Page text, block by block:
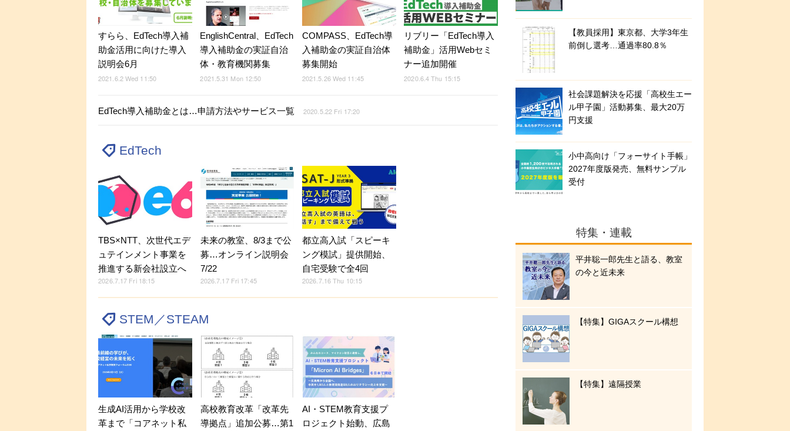
すらら、EdTech導入補
助金活用に向けた導入
説明会6月
2021.6.2 Wed 11:50
EnglishCentral、EdTech
導入補助金の実証自治
体・教育機関募集
2021.5.31 Mon 12:50
COMPASS、EdTech導
入補助金の実証自治体
募集開始
2021.5.26 Wed 11:45
リブリー「EdTech導入
補助金」活用Webセミ
ナー追加開催
2020.6.4 Thu 15:15
EdTech導入補助金とは…申請方法やサービス一覧 2020.5.22 Fri 17:20
EdTech
TBS×NTT、次世代エデ
ュテインメント事業を
推進する新会社設立へ
2026.7.17 Fri 18:15
未来の教室、8/3まで公
募…オンライン説明会
7/22
2026.7.17 Fri 17:45
都立高入試「スピーキ
ング模試」提供開始、
自宅受験で全4回
2026.7.16 Thu 10:15
STEM／STEAM
生成AI活用から学校改
革まで「コアネット私
高校教育改革「改革先
導拠点」追加公募…第1
AI・STEM教育支援プ
ロジェクト始動、広島
【教員採用】東京都、大学3年生
前倒し選考…通過率80.8％
社会課題解決を応援「高校生エー
ル甲子園」活動募集、最大20万
円支援
小中高向け「フォーサイト手帳」
2027年度版発売、無料サンプル
受付
特集・連載
平井聡一郎先生と語る、教室
の今と近未来
【特集】GIGAスクール構想
【特集】遠隔授業